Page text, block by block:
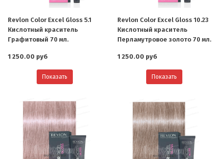
Revlon Color Excel Gloss 5.1
Кислотный краситель
Графитовый 70 мл.
1 250.00 руб
Показать
Revlon Color Excel Gloss 10.23
Кислотный краситель
Перламутровое золото 70 мл.
1 250.00 руб
Показать